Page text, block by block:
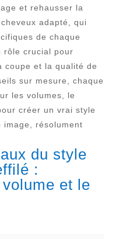
et rehausser la
adapté, qui
de chaque
rôle crucial pour
coupe et la qualité de
sur mesure, chaque
les volumes, le
créer un vrai style
image, résolument
du style
:
et le